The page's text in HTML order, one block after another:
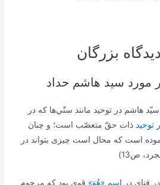
بزرگان
مورد سید هاشم حداد
هاشم در توحيد مانند سنّي‌ها كه در
توحيد ذات حقّ متعصّب است؛ و چنان
است كه محال است چيزى بتواند در
ص13)
فناى در اسم «هُوَ» قوى بود كه مرحوم